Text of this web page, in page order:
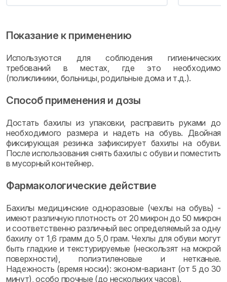
Показание к применению
Используются для соблюдения гигиенических
требований в местах, где это необходимо
(поликлиники, больницы, родильные дома и т.д.).
Способ применения и дозы
Достать бахилы из упаковки, расправить руками до
необходимого размера и надеть на обувь. Двойная
фиксирующая резинка зафиксирует бахилы на обуви.
После использования снять бахилы с обуви и поместить
в мусорный контейнер.
Фармакологические действие
Бахилы медицинские одноразовые (чехлы на обувь) -
имеют различную плотность от 20 микрон до 50 микрон
и соответственно различный вес определяемый за одну
бахилу от 1,6 грамм до 5,0 грам. Чехлы для обуви могут
быть гладкие и текстурируемые (нескользят на мокрой
поверхности), полиэтиленовые и нетканые.
Надежность (время носки): эконом-вариант (от 5 до 30
минут), особо прочные (до нескольких часов).